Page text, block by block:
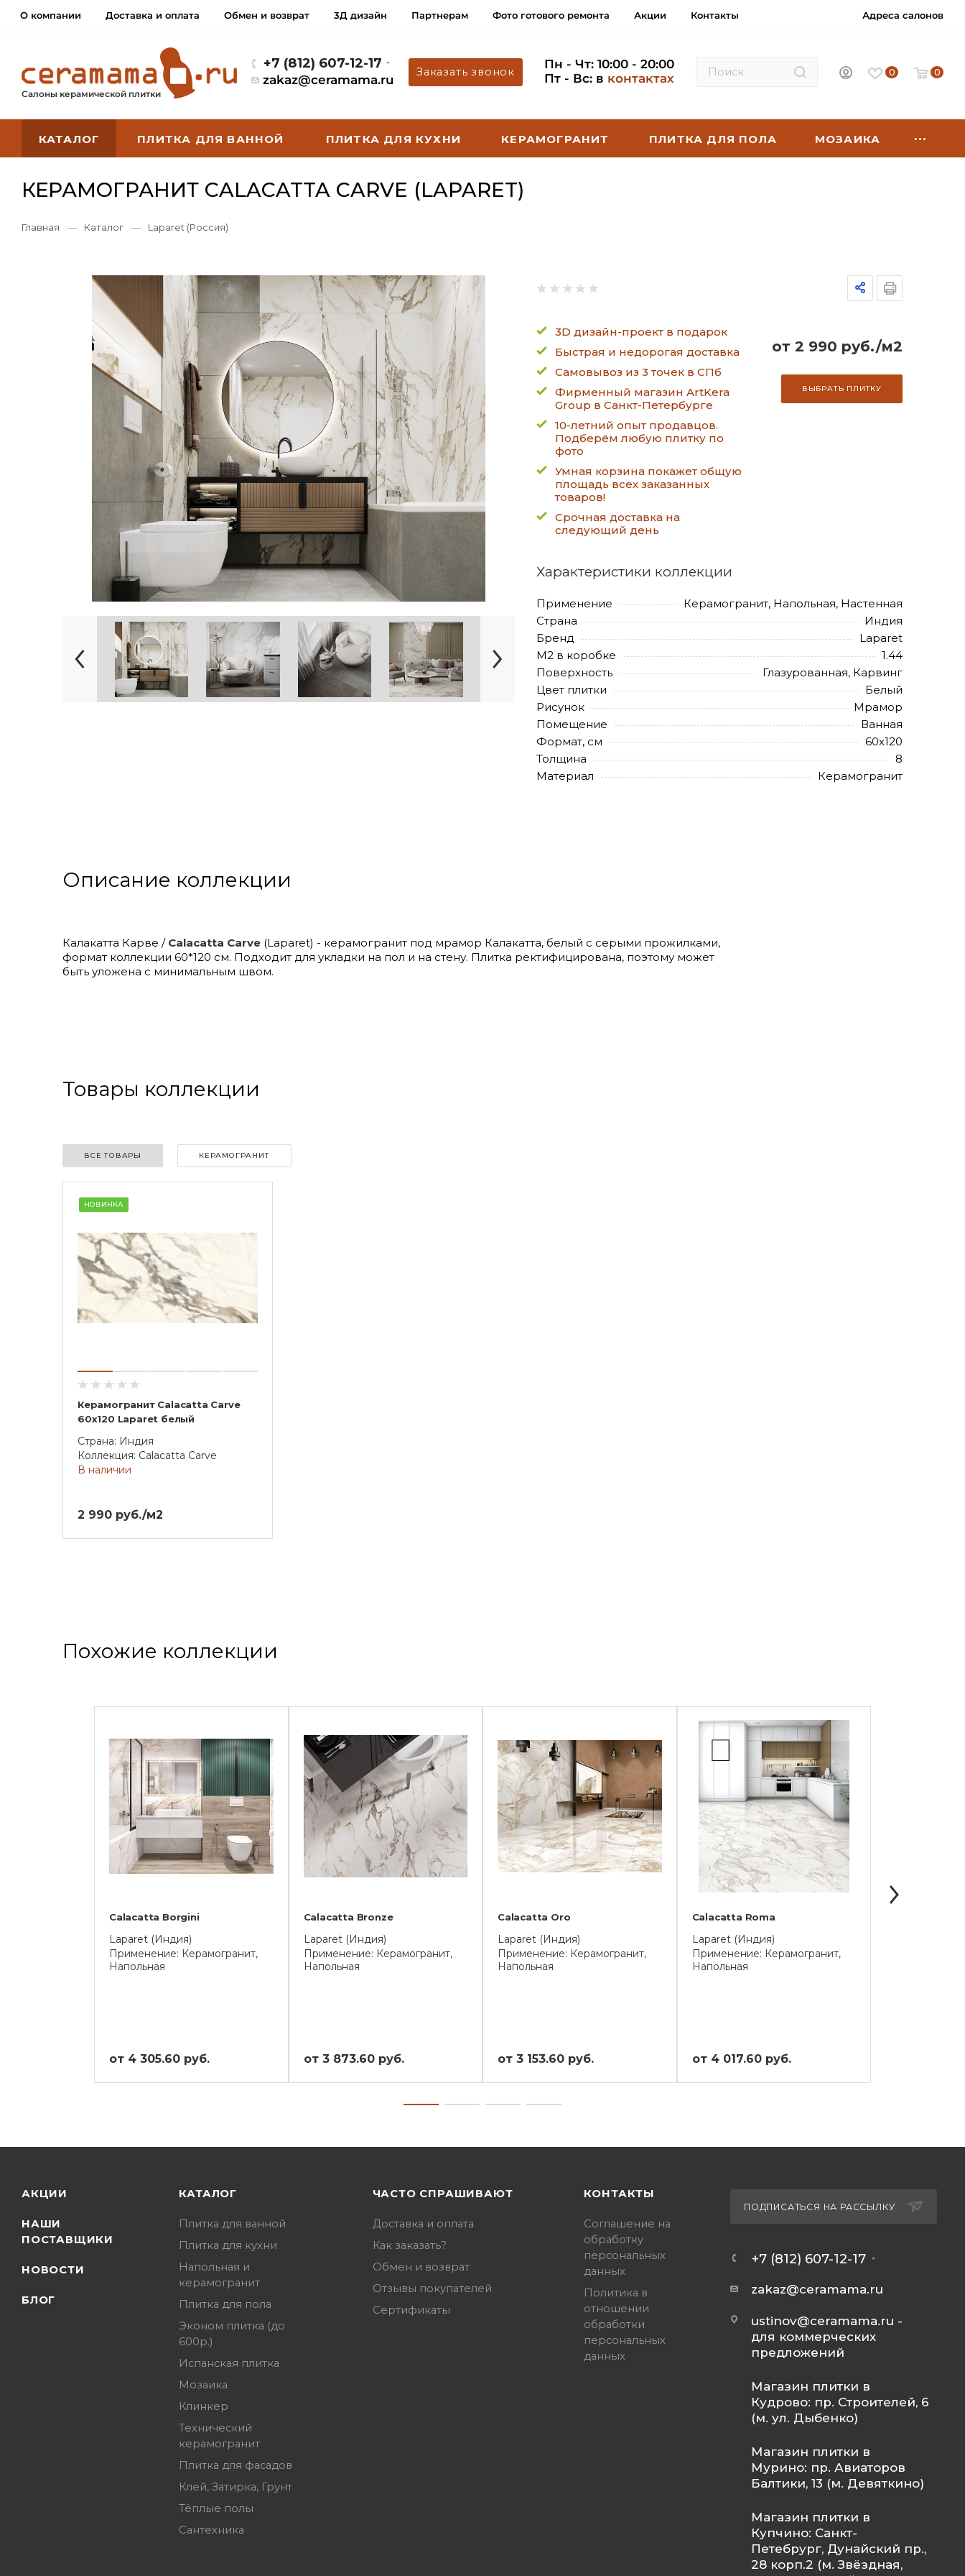
О компании Доставка и оплата Обмен и возврат 3Д дизайн Партнерам Фото готового ремонта Акции Контакты Адреса салонов
Салоны керамической плитки
+7 (812) 607-12-17
zakaz@ceramama.ru
Заказать звонок
Пн - Чт: 10:00 - 20:00
Пт - Вс: в контактах 0 0
КАТАЛОГ ПЛИТКА ДЛЯ ВАННОЙ ПЛИТКА ДЛЯ КУХНИ КЕРАМОГРАНИТ ПЛИТКА ДЛЯ ПОЛА МОЗАИКА
КЕРАМОГРАНИТ CALACATTA CARVE (LAPARET)
Главная — Каталог — Laparet (Россия)
3D дизайн-проект в подарок
Быстрая и недорогая доставка
Самовывоз из 3 точек в СПб
Фирменный магазин ArtKera
Group в Санкт-Петербурге
10-летний опыт продавцов.
Подберём любую плитку по
фото
Умная корзина покажет общую
площадь всех заказанных
товаров!
Срочная доставка на
следующий день
от 2 990 руб./м2
ВЫБРАТЬ ПЛИТКУ
Характеристики коллекции
Применение
Керамогранит, Напольная, Настенная
Страна
Индия
Бренд
Laparet
М2 в коробке
1.44
Поверхность
Глазурованная, Карвинг
Цвет плитки
Белый
Рисунок
Мрамор
Помещение
Ванная
Формат, см
60х120
Толщина
8
Материал
Керамогранит
Описание коллекции
Калакатта Карве / Calacatta Carve (Laparet) - керамогранит под мрамор Калакатта, белый с серыми прожилками,
формат коллекции 60*120 см. Подходит для укладки на пол и на стену. Плитка ректифицирована, поэтому может
быть уложена с минимальным швом.
Товары коллекции
ВСЕ ТОВАРЫ КЕРАМОГРАНИТ
НОВИНКА
Керамогранит Calacatta Carve
60х120 Laparet белый
Страна: Индия
Коллекция: Calacatta Carve
В наличии
2 990 руб./м2
Похожие коллекции
Calacatta Borgini
Laparet (Индия)
Применение: Керамогранит,
Напольная
от 4 305.60 руб.
Calacatta Bronze
Laparet (Индия)
Применение: Керамогранит,
Напольная
от 3 873.60 руб.
Calacatta Oro
Laparet (Индия)
Применение: Керамогранит,
Напольная
от 3 153.60 руб.
Calacatta Roma
Laparet (Индия)
Применение: Керамогранит,
Напольная
от 4 017.60 руб.
АКЦИИ
НАШИ
ПОСТАВЩИКИ
НОВОСТИ
БЛОГ
КАТАЛОГ
Плитка для ванной
Плитка для кухни
Напольная и
керамогранит
Плитка для пола
Эконом плитка (до
600р.)
Испанская плитка
Мозаика
Клинкер
Технический
керамогранит
Плитка для фасадов
Клей, Затирка, Грунт
Тёплые полы
Сантехника
ЧАСТО СПРАШИВАЮТ
Доставка и оплата
Как заказать?
Обмен и возврат
Отзывы покупателей
Сертификаты
КОНТАКТЫ
Соглашение на
обработку
персональных
данных
Политика в
отношении
обработки
персональных
данных
ПОДПИСАТЬСЯ НА РАССЫЛКУ
+7 (812) 607-12-17
zakaz@ceramama.ru
ustinov@ceramama.ru -
для коммерческих
предложений
Магазин плитки в
Кудрово: пр. Строителей, 6
(м. ул. Дыбенко)
Магазин плитки в
Мурино: пр. Авиаторов
Балтики, 13 (м. Девяткино)
Магазин плитки в
Купчино: Санкт-
Петебрург, Дунайский пр.,
28 корп.2 (м. Звёздная,